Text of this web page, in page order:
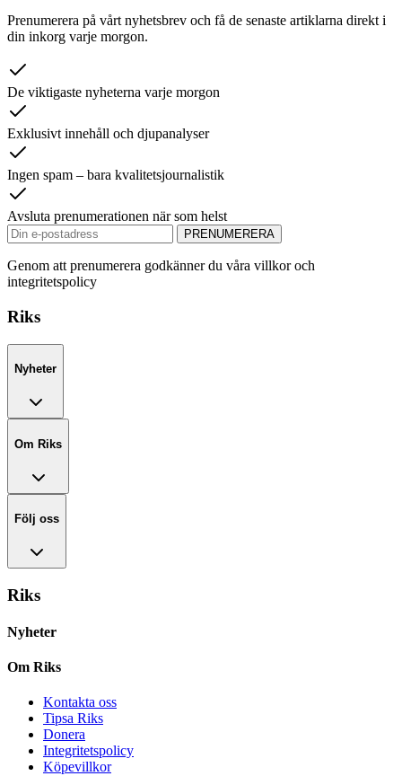
Prenumerera på vårt nyhetsbrev och få de senaste artiklarna direkt i
din inkorg varje morgon.
De viktigaste nyheterna varje morgon
Exklusivt innehåll och djupanalyser
Ingen spam – bara kvalitetsjournalistik
Avsluta prenumerationen när som helst
PRENUMERERA
Genom att prenumerera godkänner du våra villkor och
integritetspolicy
Riks
Nyheter
Om Riks
Följ oss
Riks
Nyheter
Om Riks
Kontakta oss
Tipsa Riks
Donera
Integritetspolicy
Köpevillkor